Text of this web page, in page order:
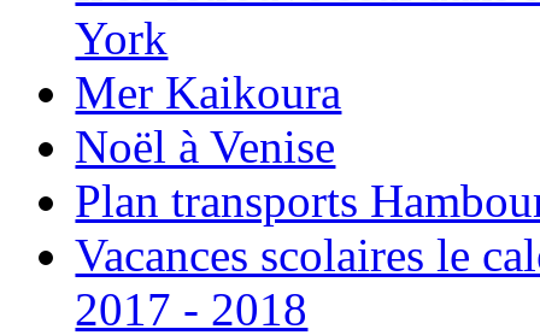
York
Mer Kaikoura
Noël à Venise
Plan transports
Vacances scolaires le
2017 - 2018